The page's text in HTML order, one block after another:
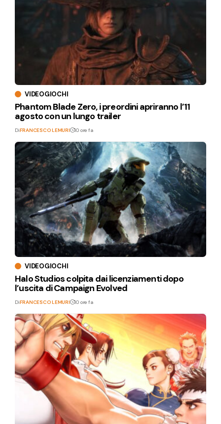
VIDEOGIOCHI
Phantom Blade Zero, i preordini apriranno l’11
agosto con un lungo trailer
DiFRANCESCO LEMURI 10 ore fa
VIDEOGIOCHI
Halo Studios colpita dai licenziamenti dopo
l’uscita di Campaign Evolved
DiFRANCESCO LEMURI 10 ore fa